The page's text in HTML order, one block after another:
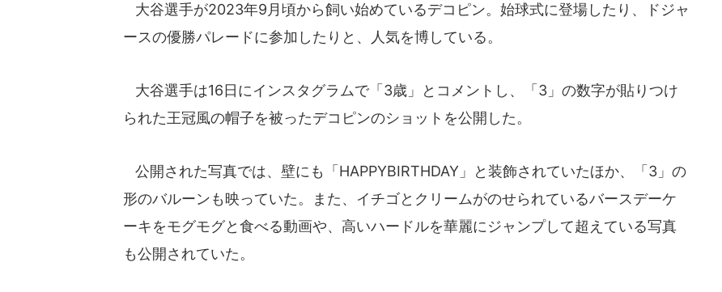
大谷選手が2023年9月頃から飼い始めているデコピン。始球式に登場したり、ドジャ
ースの優勝パレードに参加したりと、人気を博している。
大谷選手は16日にインスタグラムで「3歳」とコメントし、「3」の数字が貼りつけ
られた王冠風の帽子を被ったデコピンのショットを公開した。
公開された写真では、壁にも「HAPPYBIRTHDAY」と装飾されていたほか、「3」の
形のバルーンも映っていた。また、イチゴとクリームがのせられているバースデーケ
ーキをモグモグと食べる動画や、高いハードルを華麗にジャンプして超えている写真
も公開されていた。